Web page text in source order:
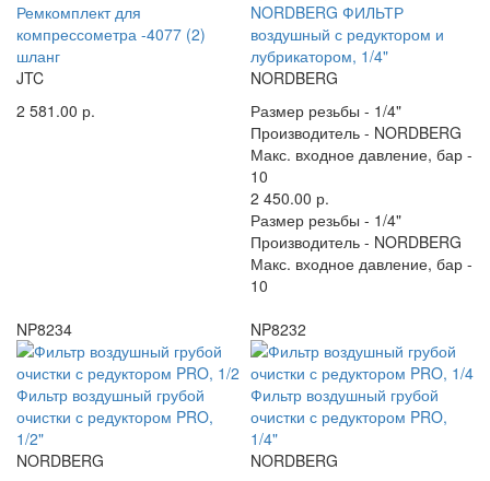
Ремкомплект для
компрессометра -4077 (2)
шланг
JTC
2 581.00 р.
NORDBERG ФИЛЬТР
воздушный с редуктором и
лубрикатором, 1/4"
NORDBERG
Размер резьбы - 1/4"
Производитель - NORDBERG
Макс. входное давление, бар -
10
2 450.00 р.
Размер резьбы - 1/4"
Производитель - NORDBERG
Макс. входное давление, бар -
10
NP8234
Фильтр воздушный грубой
очистки с редуктором PRO,
1/2"
NORDBERG
NP8232
Фильтр воздушный грубой
очистки с редуктором PRO,
1/4"
NORDBERG